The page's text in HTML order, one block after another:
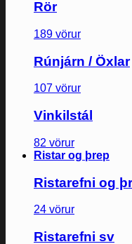
Rör
189 vörur
Rúnjárn / Öxlar
107 vörur
Vinkilstál
82 vörur
Ristar og þrep
Ristarefni og
24 vörur
Ristarefni sv